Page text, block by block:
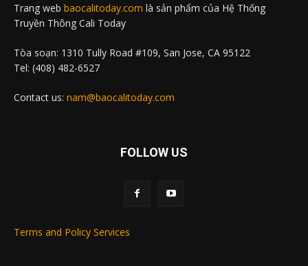
Trang web baocalitoday.com là sản phẩm của Hệ Thống
Truyền Thông Cali Today
Tòa soạn: 1310 Tully Road #109, San Jose, CA 95122
Tel: (408) 482-6527
Contact us: nam@baocalitoday.com
FOLLOW US
Terms and Policy Services